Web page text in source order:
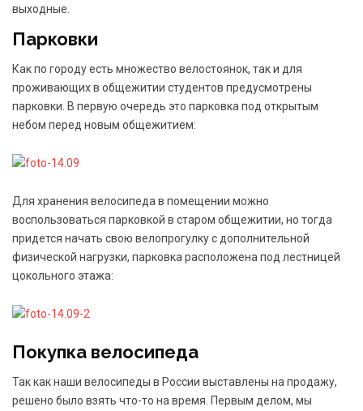
выходные.
Парковки
Как по городу есть множество велостоянок, так и для
проживающих в общежитии студентов предусмотрены
парковки. В первую очередь это парковка под открытым
небом перед новым общежитием:
Для хранения велосипеда в помещении можно
воспользоваться парковкой в старом общежитии, но тогда
придется начать свою велопрогулку с дополнительной
физической нагрузки, парковка расположена под лестницей
цокольного этажа:
Покупка велосипеда
Так как наши велосипеды в России выставлены на продажу,
решено было взять что-то на время. Первым делом, мы